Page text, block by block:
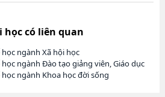
có liên quan
ngành Xã hội học
ngành Đào tạo giảng viên, Giáo dục
ngành Khoa học đời sống